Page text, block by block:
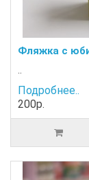
Фляжка с
..
Подробнее..
200р.